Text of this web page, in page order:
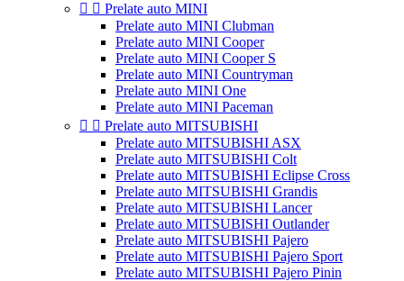
  Prelate auto MINI
Prelate auto MINI Clubman
Prelate auto MINI Cooper
Prelate auto MINI Cooper S
Prelate auto MINI Countryman
Prelate auto MINI One
Prelate auto MINI Paceman
  Prelate auto MITSUBISHI
Prelate auto MITSUBISHI ASX
Prelate auto MITSUBISHI Colt
Prelate auto MITSUBISHI Eclipse Cross
Prelate auto MITSUBISHI Grandis
Prelate auto MITSUBISHI Lancer
Prelate auto MITSUBISHI Outlander
Prelate auto MITSUBISHI Pajero
Prelate auto MITSUBISHI Pajero Sport
Prelate auto MITSUBISHI Pajero Pinin